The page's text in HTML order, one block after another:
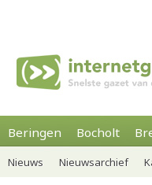
Beringen Bocholt
Nieuws Nieuwsarchief